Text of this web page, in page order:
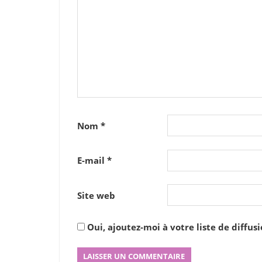
Nom *
E-mail *
Site web
Oui, ajoutez-moi à votre liste de